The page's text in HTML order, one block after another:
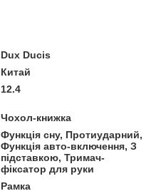
Dux Ducis
Китай
12.4
Чохол-книжка
Функція сну, Протиударний,
Функція авто-включення, З
підставкою, Тримач-
фіксатор для руки
Рамка